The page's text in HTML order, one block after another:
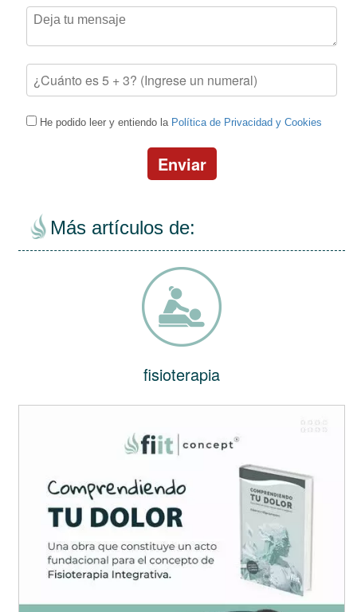
He podido leer y entiendo la Política de Privacidad y Cookies
Enviar
Más artículos de:
fisioterapia